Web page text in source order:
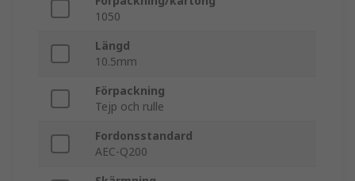
1050
Längd
10.5mm
Förpackning
Tejp och rulle
Fordonsstandard
AEC-Q200